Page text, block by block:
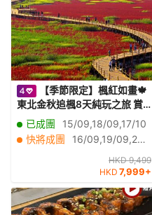
【季節限定】楓紅如畫🍁
東北金秋追楓8天純玩之旅 賞
秋勝地【關門山、天橋溝、五
女山、紅海灘】丸都山城、中
朝國門、河口景區、鴨綠江斷
橋、乘船遊鴨綠江、虎山長
城、隆重呈獻永安尊享《遼河
聚福‧非遺漁家宴》
已成團
15/09,18/09,17/10
快將成團
16/09,19/09,20/09,08/10,09/10,10/10,11/10,12/10,14/10,15/10
HKD 9,499
HKD 7,999+